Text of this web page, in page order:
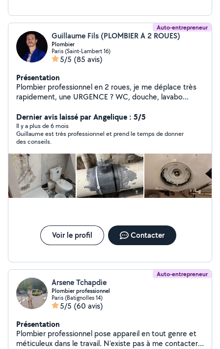
Auto-entrepreneur
Guillaume Fils (PLOMBIER A 2 ROUES)
Plombier
Paris (Saint-Lambert 16)
5/5 (85 avis)
Présentation
Plombier professionnel en 2 roues, je me déplace très
rapidement, une URGENCE ? WC, douche, lavabo
également la rénovation ou la création de réseau d'eau
dans les cuisines et salle de bain. Rénovation complète
de votre salle de bain, WC, cuisine avec devis sérieux et
détaillé. Installation WC, lavabo, ballon, robinetterie,
etc.. À bientôt. Google : Plombier à 2 roues
https://g.co/kgs/q4GquXf PS: Il est possible que je ne
puisse répondre à certaines demandes privées, si vous
êtes hors de mon périmètre de 5km. Dans ce cas
n'hésitez pas à me téléphoner directement. Merci
Dernier avis laissé par Angelique : 5/5
Il y a plus de 6 mois
Guillaume est très professionnel et prend le temps de donner
des conseils.
Voir le profil Contacter
Auto-entrepreneur
Arsene Tchapdie
Plombier professionnel
Paris (Batignolles 14)
5/5 (60 avis)
Présentation
Plombier professionnel pose appareil en tout genre et
méticuleux dans le travail. N'existe pas à me contacter